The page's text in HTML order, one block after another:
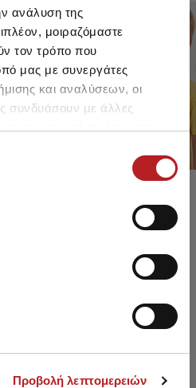
ανάλυση της
μοιραζόμαστε
τον τρόπο που
μας με συνεργάτες
και αναλύσεων, οι
συνδυάσουν με άλλες
Προβολή λεπτομερειών
FOR BOYS
UP TO -30%
SHOP SALE